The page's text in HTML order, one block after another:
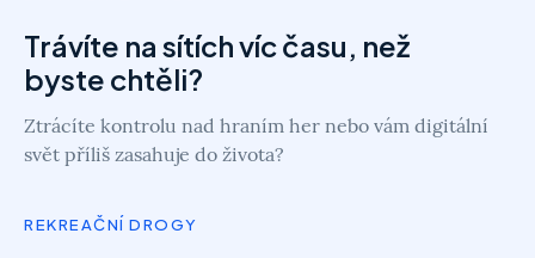
Trávíte na sítích víc času, než
byste chtěli?
Ztrácíte kontrolu nad hraním her nebo vám digitální
svět příliš zasahuje do života?
REKREAČNÍ DROGY